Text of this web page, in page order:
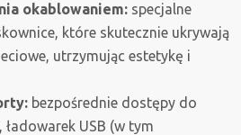
okablowaniem: specjalne
które skutecznie ukrywają
utrzymując estetykę i
bezpośrednie dostępy do
USB (w tym